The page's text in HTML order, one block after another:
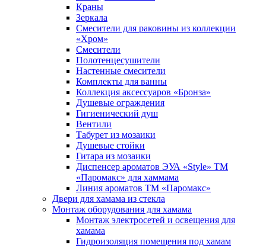
Краны
Зеркала
Смесители для раковины из коллекции
«Хром»
Смесители
Полотенцесушители
Настенные смесители
Комплекты для ванны
Коллекция аксессуаров «Бронза»
Душевые ограждения
Гигиенический душ
Вентили
Табурет из мозаики
Душевые стойки
Гитара из мозаики
Диспенсер ароматов ЭУА «Style» ТМ
«Паромакс» для хаммама
Линия ароматов ТМ «Паромакс»
Двери для хамама из стекла
Монтаж оборудования для хамама
Монтаж электросетей и освещения для
хамама
Гидроизоляция помещения под хамам